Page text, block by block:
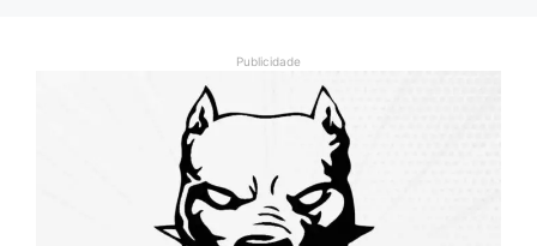
Publicidade